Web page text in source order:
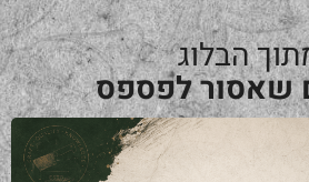
הבלוג
שאסור לפספס